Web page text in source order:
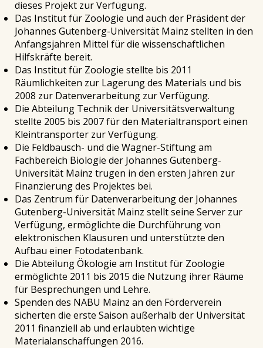
dieses Projekt zur Verfügung.
Das Institut für Zoologie und auch der Präsident der
Johannes Gutenberg-Universität Mainz stellten in den
Anfangsjahren Mittel für die wissenschaftlichen
Hilfskräfte bereit.
Das Institut für Zoologie stellte bis 2011
Räumlichkeiten zur Lagerung des Materials und bis
2008 zur Datenverarbeitung zur Verfügung.
Die Abteilung Technik der Universitätsverwaltung
stellte 2005 bis 2007 für den Materialtransport einen
Kleintransporter zur Verfügung.
Die Feldbausch- und die Wagner-Stiftung am
Fachbereich Biologie der Johannes Gutenberg-
Universität Mainz trugen in den ersten Jahren zur
Finanzierung des Projektes bei.
Das Zentrum für Datenverarbeitung der Johannes
Gutenberg-Universität Mainz stellt seine Server zur
Verfügung, ermöglichte die Durchführung von
elektronischen Klausuren und unterstützte den
Aufbau einer Fotodatenbank.
Die Abteilung Ökologie am Institut für Zoologie
ermöglichte 2011 bis 2015 die Nutzung ihrer Räume
für Besprechungen und Lehre.
Spenden des NABU Mainz an den Förderverein
sicherten die erste Saison außerhalb der Universität
2011 finanziell ab und erlaubten wichtige
Materialanschaffungen 2016.